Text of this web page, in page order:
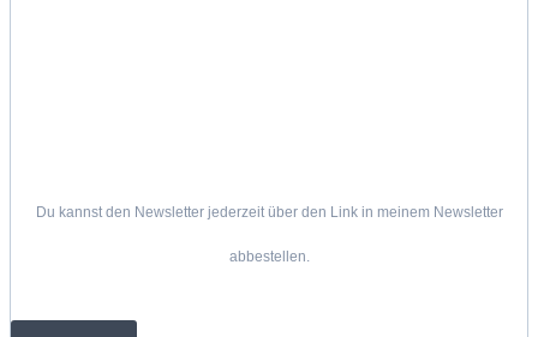
Du kannst den Newsletter jederzeit über den Link in meinem Newsletter
abbestellen.